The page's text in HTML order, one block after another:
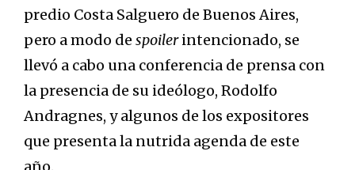
predio Costa Salguero de Buenos Aires,
pero a modo de spoilerintencionado, se
llevó a cabo una conferencia de prensa con
la presencia de su ideólogo, Rodolfo
Andragnes, y algunos de los expositores
que presenta la nutrida agenda de este